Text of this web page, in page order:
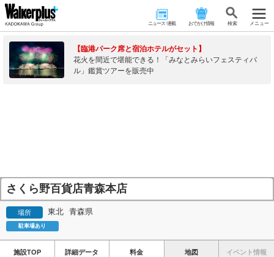
ニュース･連載 おでかけ情報 検 索 メニュー
【臨港パーク席と宿泊ホテルがセット】
花火を間近で堪能できる！「みなとみらいフェスティバ
ル」鑑賞ツアーを販売中
さくら野百貨店青森本店
場所 東北 青森県
駐車場あり
施設TOP 詳細データ 料金 地図 イベント情報